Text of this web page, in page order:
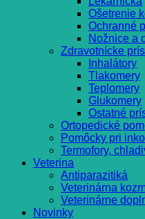
Ošetrenie
Ochranné
Nožnice a
Zdravotnícke
Inhalátory
Tlakomery
Teplomery
Glukomery
Ostatné
Ortopedické
Pomôcky pri
Termofory,
Veterina
Antiparazitiká
Veterinárna
Veterinárne
Novinky